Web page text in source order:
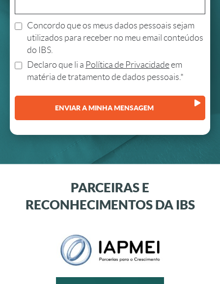
Concordo que os meus dados pessoais sejam
utilizados para receber no meu email conteúdos
do IBS.
Declaro que li a Política de Privacidadeem
matéria de tratamento de dados pessoais.*
PARCEIRAS E
RECONHECIMENTOS DA IBS